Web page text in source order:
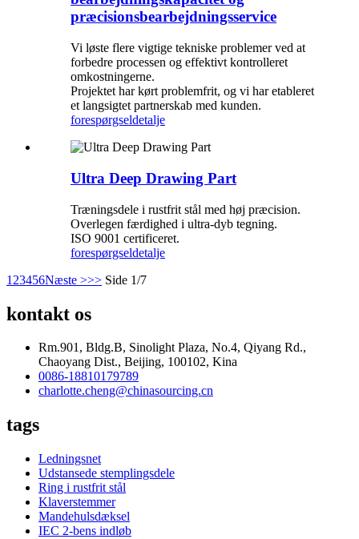
præcisionsbearbejdningsservice
Vi løste flere vigtige tekniske problemer ved at
forbedre processen og effektivt kontrolleret
omkostningerne.
Projektet har kørt problemfrit, og vi har etableret
et langsigtet partnerskab med kunden.
forespørgseldetalje
Ultra Deep Drawing Part
Træningsdele i rustfrit stål med høj præcision.
Overlegen færdighed i ultra-dyb tegning.
ISO 9001 certificeret.
forespørgseldetalje
1 23456Næste >>> Side 1/7
kontakt os
Rm.901, Bldg.B, Sinolight Plaza, No.4, Qiyang Rd.,
Chaoyang Dist., Beijing, 100102, Kina
0086-18810179789
charlotte.cheng@chinasourcing.cn
tags
Ledningsnet
Udstansede stemplingsdele
Ring i rustfrit stål
Klaverstemmer
Mandehulsdæksel
IEC 2-bens indløb